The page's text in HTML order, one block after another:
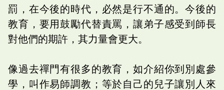
罰，在今後的時代，必然是行不通的。今後的
教育，要用鼓勵代替責罵，讓弟子感受到師長
對他們的期許，其力量會更大。
像過去禪門有很多的教育，如介紹你到別處參
學，叫作易師調教；等於自己的兒子讓別人來